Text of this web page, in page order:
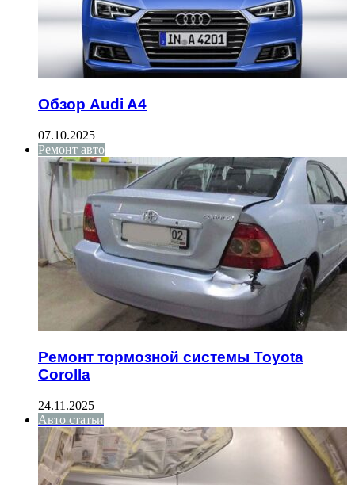
Обзор Audi A4
07.10.2025
Ремонт авто
Ремонт тормозной системы Toyota
Corolla
24.11.2025
Авто статьи